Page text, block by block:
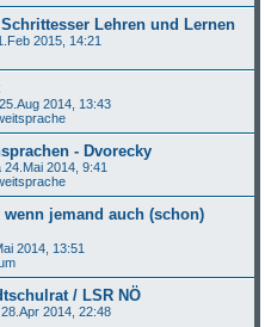
Lehren und Lernen
2015, 14:21
2014, 13:43
- Dvorecky
24.Mai 2014, 9:41
jemand auch (schon)
2014, 13:51
/ LSR NÖ
28.Apr 2014, 22:48